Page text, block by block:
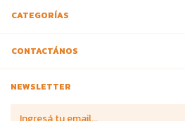
CATEGORÍAS
CONTACTÁNOS
NEWSLETTER